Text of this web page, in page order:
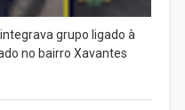
grupo ligado à
no bairro Xavantes